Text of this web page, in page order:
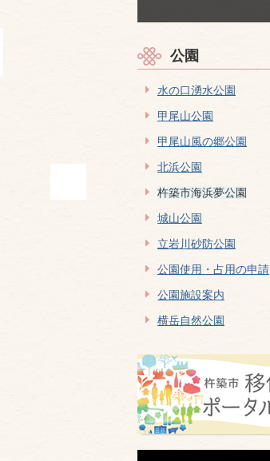
公園
水の口湧水公園
甲尾山公園
甲尾山風の郷公園
北浜公園
杵築市海浜夢公園
城山公園
立岩川砂防公園
公園使用・占用の申請
公園施設案内
横岳自然公園